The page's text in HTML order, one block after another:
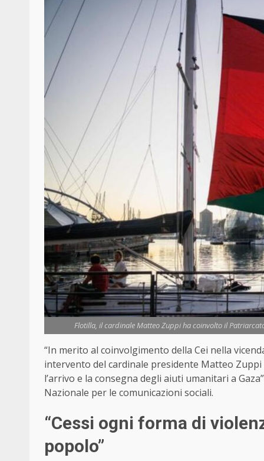
Flotilla, il cardinale Matteo Zuppi ha coinvolto il
“In merito al coinvolgimento della Cei nella
intervento del cardinale presidente Matteo
l’arrivo e la consegna degli aiuti umanitari a
Nazionale per le comunicazioni sociali.
“Cessi ogni forma di
popolo”